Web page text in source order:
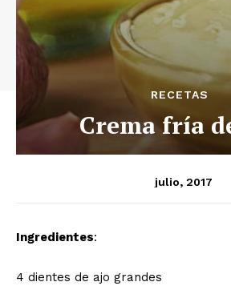
RECETAS
Crema fría
julio, 2017
Ingredientes:
4 dientes de ajo grandes